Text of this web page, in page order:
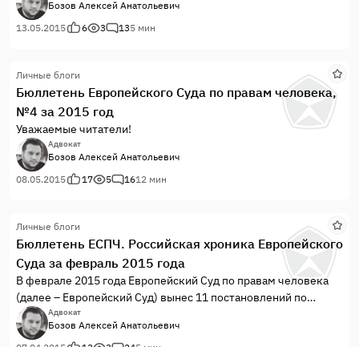
кроме одного, разрешенного Комитетом, были вынесены
Палатами I Секции Европейского Суда. Во всех делах
(далее – Конвенция).
Бозов Алексей Анатольевич
13.05.2015
6 3 135 мин
Личные блоги
Бюллетень Европейского Суда по правам человека,
№4 за 2015 год
Уважаемые читатели!
Адвокат
Бозов Алексей Анатольевич
08.05.2015
17 5 1612 мин
Личные блоги
Бюллетень ЕСПЧ. Российская хроника Европейского
Суда за февраль 2015 года
В феврале 2015 года Европейский Суд по правам человека
(далее – Европейский Суд) вынес 11 постановлений по
жалобам против Российской Федерации. Все постановления,
кроме трех, разрешенных Комитетами, были вынесены
Адвокат
Бозов Алексей Анатольевич